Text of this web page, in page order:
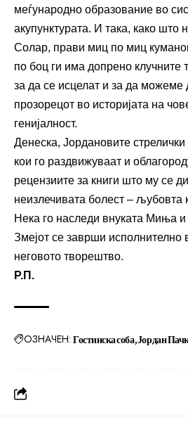
меѓународно образование во
акупунктурата. И така, како што
Солар, прави миц по миц
по боц ги има допрено клучните
за да се исцелат и за да можеме
прозорецот во историјата на
генијалност.
Денеска, Јордановите
кои го раздвижуваат и
рецензиите за книги што му се
неизлечивата болест – љубовта
Нека го наследи внуката Миња
Змејот се заврши исполнително
неговото творештво.
Р.П.
ОЗНАЧЕН: Гостинска соба Јордан